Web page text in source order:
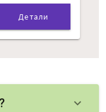
Детали
keyboard_arrow_down